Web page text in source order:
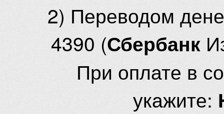
2) Переводом
4390 (Сбербанк
При оплате в
укажите: